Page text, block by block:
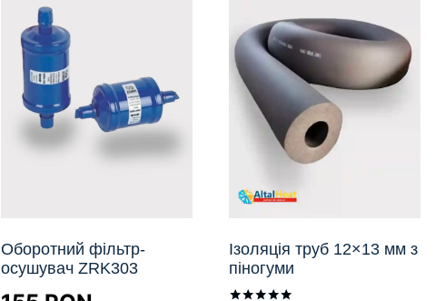
Оборотний фільтр-
осушувач ZRK303
Ізоляція труб 12×13 мм з
піногуми